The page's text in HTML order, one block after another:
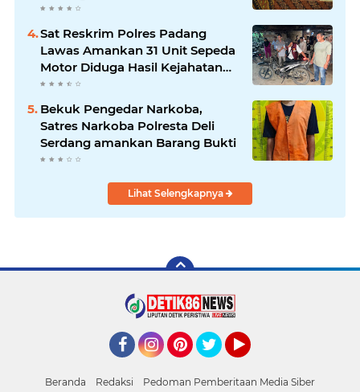
Sat Reskrim Polres Padang
Lawas Amankan 31 Unit Sepeda
Motor Diduga Hasil Kejahatan
dari Rumah Warga di Pasar
Latong
Bekuk Pengedar Narkoba,
Satres Narkoba Polresta Deli
Serdang amankan Barang Bukti
Lihat Selengkapnya
Beranda Redaksi Pedoman Pemberitaan Media Siber